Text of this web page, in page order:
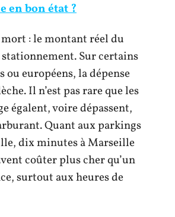
en bon état ?
: le montant réel du
Sur certains
ou européens, la dépense
Il n’est pas rare que les
égalent, voire dépassent,
Quant aux parkings
dix minutes à Marseille
coûter plus cher qu’un
surtout aux heures de